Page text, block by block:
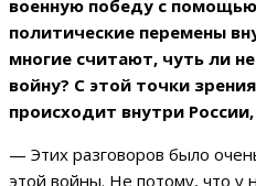
военную победу с
политические перемены
многие считают, чуть ли
войну? С этой точки
происходит внутри
— Этих разговоров было
этой войны. Не потому, что у